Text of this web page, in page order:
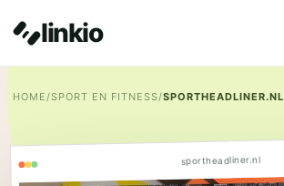
linkio
HOME/SPORT EN FITNESS/SPORTHEADLINER.NL
sportheadliner.nl